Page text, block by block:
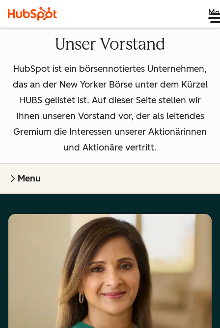
Unser Vorstand
HubSpot ist ein börsennotiertes Unternehmen,
das an der New Yorker Börse unter dem Kürzel
HUBS gelistet ist. Auf dieser Seite stellen wir
Ihnen unseren Vorstand vor, der als leitendes
Gremium die Interessen unserer Aktionärinnen
und Aktionäre vertritt.
Menu